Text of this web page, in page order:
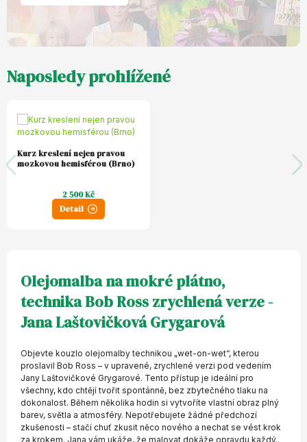
Naposledy prohlížené
Kurz kreslení nejen pravou
mozkovou hemisférou (Brno)
2 500 Kč
Detail
Olejomalba na mokré plátno,
technika Bob Ross zrychlená verze -
Jana Laštovičková Grygarová
Objevte kouzlo olejomalby technikou „wet-on-wet“, kterou
proslavil Bob Ross – v upravené, zrychlené verzi pod vedením
Jany Laštovičkové Grygarové. Tento přístup je ideální pro
všechny, kdo chtějí tvořit spontánně, bez zbytečného tlaku na
dokonalost. Během několika hodin si vytvoříte vlastní obraz plný
barev, světla a atmosféry. Nepotřebujete žádné předchozí
zkušenosti – stačí chuť zkusit něco nového a nechat se vést krok
za krokem. Jana vám ukáže, že malovat dokáže opravdu každý..